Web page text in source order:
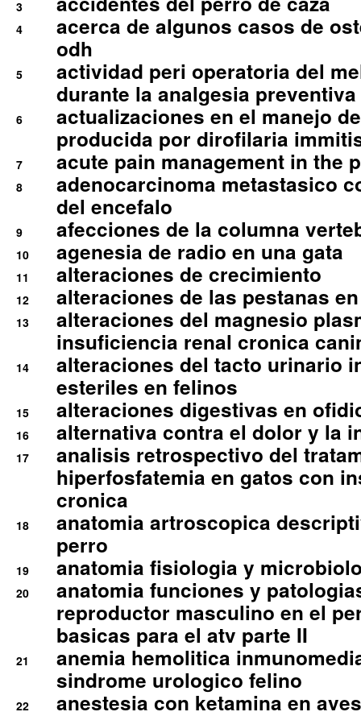
3
4
acerca de algunos casos de
odh
5
actividad peri operatoria del
durante la analgesia
6
actualizaciones en el manejo
producida por dirofilaria
7 acute pain management in the
8
adenocarcinoma metastasico
del encefalo
9 afecciones de la columna
10 agenesia de radio en una gata
11 alteraciones de crecimiento
12 alteraciones de las pestanas
13
alteraciones del magnesio
insuficiencia renal cronica
14
alteraciones del tacto urinario
esteriles en felinos
15 alteraciones digestivas en
16 alternativa contra el dolor y la
17
analisis retrospectivo del
hiperfosfatemia en gatos con
cronica
18
anatomia artroscopica
perro
19 anatomia fisiologia y
20
anatomia funciones y
reproductor masculino en el
basicas para el atv parte II
21
anemia hemolitica
sindrome urologico felino
22 anestesia con ketamina en